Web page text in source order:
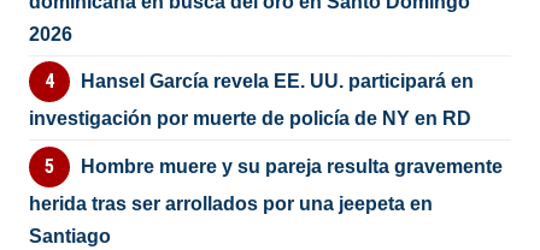
2026
Hansel García revela EE. UU. participará en
investigación por muerte de policía de NY en RD
Hombre muere y su pareja resulta gravemente
herida tras ser arrollados por una jeepeta en
Santiago